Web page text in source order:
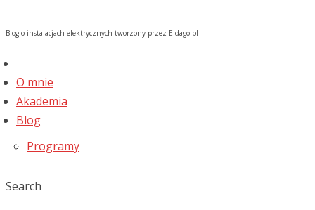
Blog o instalacjach elektrycznych tworzony przez Eldago.pl
O mnie
Akademia
Blog
Programy
Search